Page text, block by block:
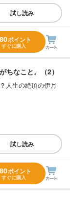
試し読み
ポイント
すぐに購入
ちなこと。（2）
人生の絶頂の伊月
試し読み
ポイント
すぐに購入